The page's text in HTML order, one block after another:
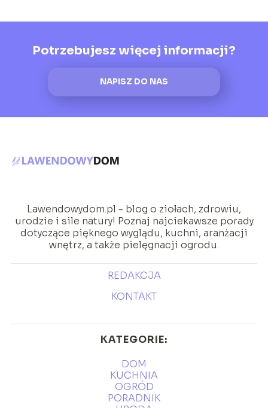
Potrzebujesz więcej informacji?
NAPISZ DO NAS
Lawendowydom.pl - blog o ziołach, zdrowiu,
urodzie i sile natury! Poznaj najciekawsze porady
dotyczące pięknego wyglądu, kuchni, aranżacji
wnętrz, a także pielęgnacji ogrodu.
REDAKCJA
KONTAKT
KATEGORIE:
DOM
KUCHNIA
OGRÓD
PORADNIK